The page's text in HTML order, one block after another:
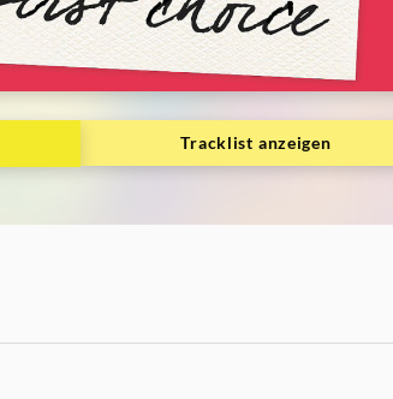
Tracklist anzeigen